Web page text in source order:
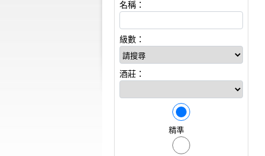
名稱：
級數：
酒莊：
精準